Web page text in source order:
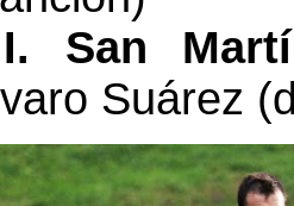
San
Suárez